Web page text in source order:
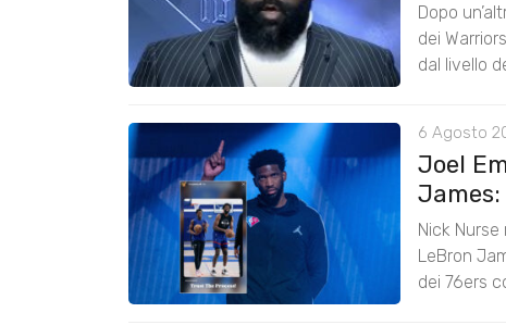
Dopo
dei
dal livello
6 Agosto
Joel
James:
Nick
LeBron
dei 76ers